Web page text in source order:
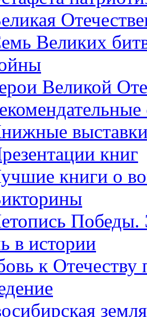
Великих
Великой
книг
книги о
Победы.
в истории
к Отечеству
земля